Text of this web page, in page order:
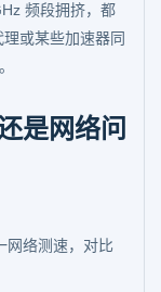
频段拥挤，都
或某些加速器同
是网络问
网络测速，对比